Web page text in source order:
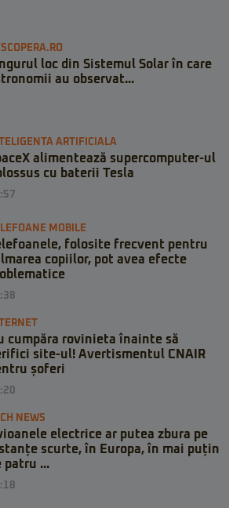
loc din Sistemul Solar în care
au observat...
ARTIFICIALA
alimentează supercomputer-ul
cu baterii Tesla
MOBILE
folosite frecvent pentru
copiilor, pot avea efecte
cumpăra rovinieta înainte să
site-ul! Avertismentul CNAIR
șoferi
NEWS
electrice ar putea zbura pe
scurte, în Europa, în mai puțin
patru ...